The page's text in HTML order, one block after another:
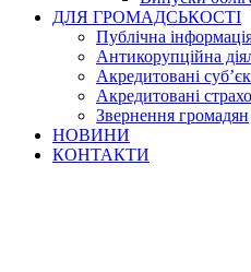
ДЛЯ ГРОМАДСЬКОСТІ
Публічна
Антикорупційна
Акредитовані
Акредитовані
Звернення громадян
НОВИНИ
КОНТАКТИ